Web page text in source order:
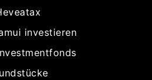
investieren